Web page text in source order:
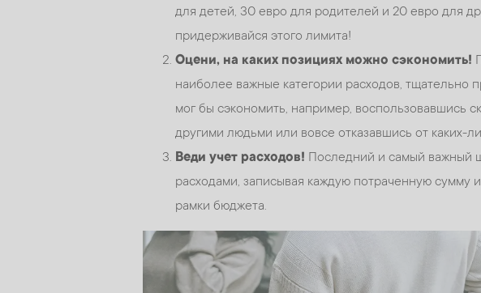
для детей, 30 евро для родителей и 20 евро для
придерживайся этого лимита!
Оцени, на каких позициях можно сэкономить!
наиболее важные категории расходов, тщательно
мог бы сэкономить, например, воспользовавшись
другими людьми или вовсе отказавшись от каких-
Веди учет расходов! Последний и самый важный
расходами, записывая каждую потраченную сумму
рамки бюджета.